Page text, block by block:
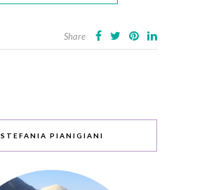
Share
STEFANIA PIANIGIANI